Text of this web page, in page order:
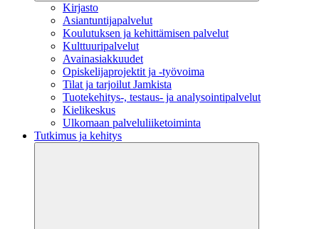
Kirjasto
Asiantuntijapalvelut
Koulutuksen ja kehittämisen palvelut
Kulttuuripalvelut
Avainasiakkuudet
Opiskelijaprojektit​ ja -työvoima
Tilat ja tarjoilut Jamkista
Tuotekehitys-, testaus- ja analysointipalvelut
Kielikeskus
Ulkomaan palveluliiketoiminta
Tutkimus ja kehitys